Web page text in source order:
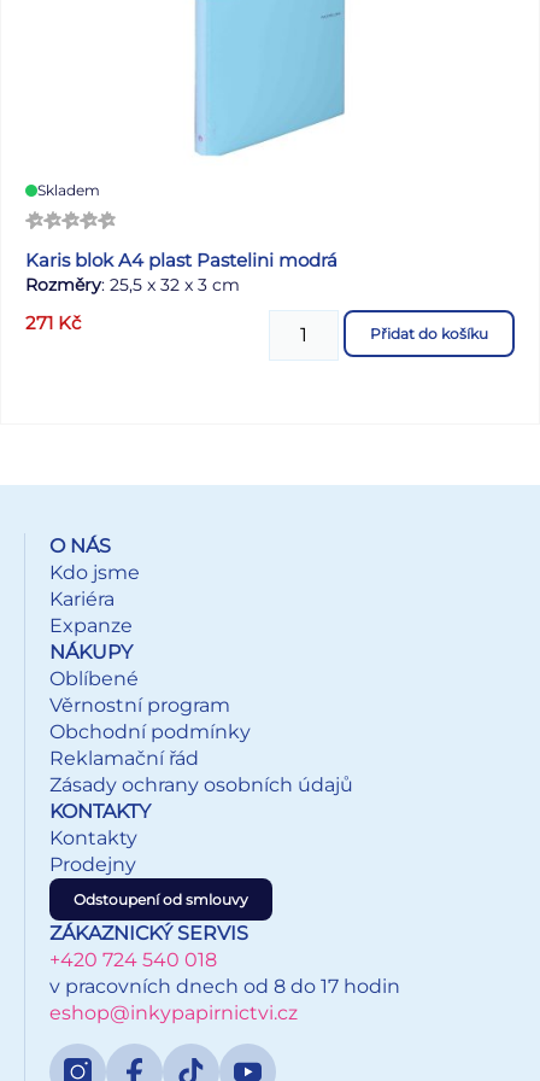
Skladem
Karis blok A4 plast Pastelini modrá
Rozměry: 25,5 x 32 x 3 cm
271 Kč Přidat do košíku
O NÁS
Kdo jsme
Kariéra
Expanze
NÁKUPY
Oblíbené
Věrnostní program
Obchodní podmínky
Reklamační řád
Zásady ochrany osobních údajů
KONTAKTY
Kontakty
Prodejny
Odstoupení od smlouvy
ZÁKAZNICKÝ SERVIS
+420 724 540 018
v pracovních dnech od 8 do 17 hodin
eshop@inkypapirnictvi.cz